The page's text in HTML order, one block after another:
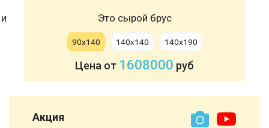
Это сырой брус
90х140 140х140 140х190
Цена от 1608000 руб
Акция